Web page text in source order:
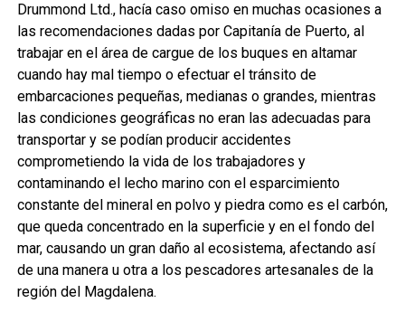
Drummond Ltd., hacía caso omiso en muchas ocasiones a
las recomendaciones dadas por Capitanía de Puerto, al
trabajar en el área de cargue de los buques en altamar
cuando hay mal tiempo o efectuar el tránsito de
embarcaciones pequeñas, medianas o grandes, mientras
las condiciones geográficas no eran las adecuadas para
transportar y se podían producir accidentes
comprometiendo la vida de los trabajadores y
contaminando el lecho marino con el esparcimiento
constante del mineral en polvo y piedra como es el carbón,
que queda concentrado en la superficie y en el fondo del
mar, causando un gran daño al ecosistema, afectando así
de una manera u otra a los pescadores artesanales de la
región del Magdalena.